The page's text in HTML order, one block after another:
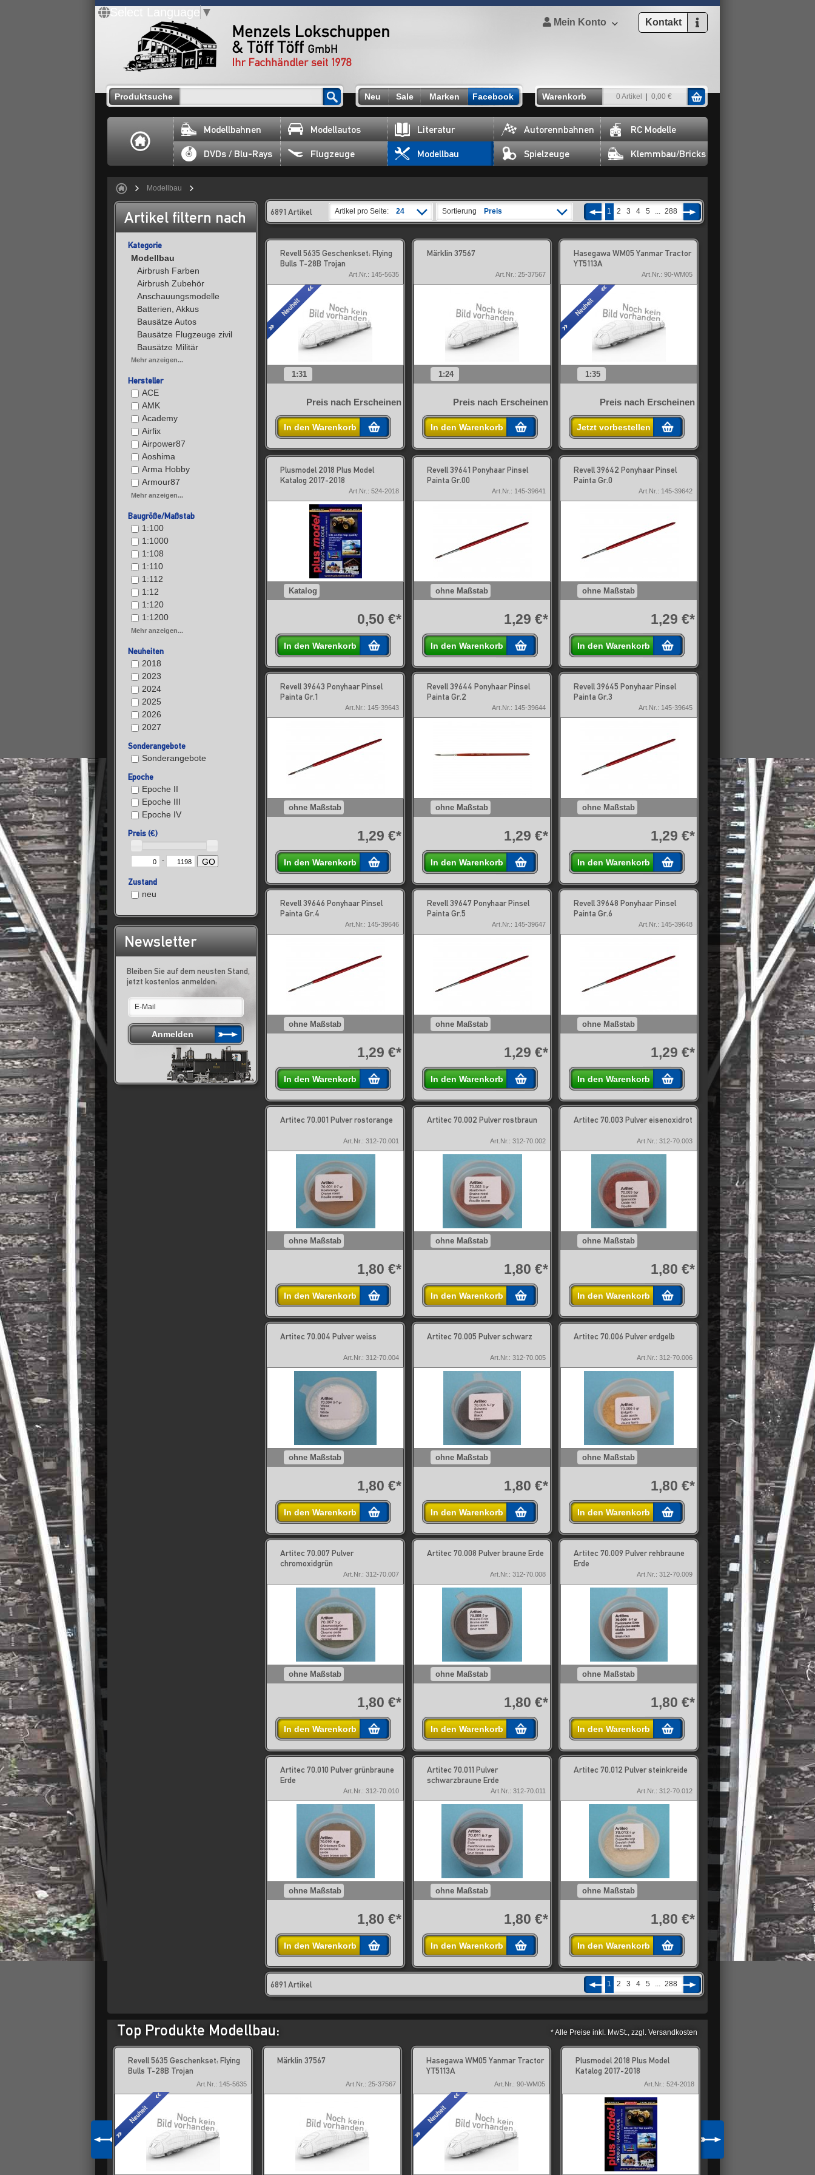
Select Language ▼
Mein Konto Kontakt
Produktsuche Neu Sale Marken Facebook Warenkorb 0 Artikel 0,00 €
Modellbahnen Modellautos Literatur Autorennbahnen RC Modelle
DVDs / Blu-Rays Flugzeuge Modellbau Spielzeuge Klemmbau/Bricks
Modellbau
Artikel filtern nach
Kategorie
Modellbau
Airbrush Farben
Airbrush Zubehör
Anschauungsmodelle
Batterien, Akkus
Bausätze Autos
Bausätze Flugzeuge zivil
Bausätze Militär
Mehr anzeigen...
Hersteller
ACE
AMK
Academy
Airfix
Airpower87
Aoshima
Arma Hobby
Armour87
Mehr anzeigen...
Baugröße/Maßstab
1:100
1:1000
1:108
1:110
1:112
1:12
1:120
1:1200
Mehr anzeigen...
Neuheiten
2018
2023
2024
2025
2026
2027
Sonderangebote
Sonderangebote
Epoche
Epoche II
Epoche III
Epoche IV
Preis (€)
- GO
Zustand
neu
Newsletter
Bleiben Sie auf dem neusten Stand,
jetzt kostenlos anmelden:
6891 Artikel 1 2 3 4 5 ... 288
Artikel pro Seite: 24 Sortierung Preis
Revell 5635 Geschenkset: Flying
Bulls T-28B Trojan
Art.Nr.: 145-5635
1:31
Preis nach Erscheinen
In den Warenkorb
Märklin 37567
Art.Nr.: 25-37567
1:24
Preis nach Erscheinen
In den Warenkorb
Hasegawa WM05 Yanmar Tractor
YT5113A
Art.Nr.: 90-WM05
1:35
Preis nach Erscheinen
Jetzt vorbestellen
Plusmodel 2018 Plus Model
Katalog 2017-2018
Art.Nr.: 524-2018
Katalog
0,50 €*
In den Warenkorb
Revell 39641 Ponyhaar Pinsel
Painta Gr.00
Art.Nr.: 145-39641
ohne Maßstab
1,29 €*
In den Warenkorb
Revell 39642 Ponyhaar Pinsel
Painta Gr.0
Art.Nr.: 145-39642
ohne Maßstab
1,29 €*
In den Warenkorb
Revell 39643 Ponyhaar Pinsel
Painta Gr.1
Art.Nr.: 145-39643
ohne Maßstab
1,29 €*
In den Warenkorb
Revell 39644 Ponyhaar Pinsel
Painta Gr.2
Art.Nr.: 145-39644
ohne Maßstab
1,29 €*
In den Warenkorb
Revell 39645 Ponyhaar Pinsel
Painta Gr.3
Art.Nr.: 145-39645
ohne Maßstab
1,29 €*
In den Warenkorb
Revell 39646 Ponyhaar Pinsel
Painta Gr.4
Art.Nr.: 145-39646
ohne Maßstab
1,29 €*
In den Warenkorb
Revell 39647 Ponyhaar Pinsel
Painta Gr.5
Art.Nr.: 145-39647
ohne Maßstab
1,29 €*
In den Warenkorb
Revell 39648 Ponyhaar Pinsel
Painta Gr.6
Art.Nr.: 145-39648
ohne Maßstab
1,29 €*
In den Warenkorb
Artitec 70.001 Pulver rostorange
Art.Nr.: 312-70.001
ohne Maßstab
1,80 €*
In den Warenkorb
Artitec 70.002 Pulver rostbraun
Art.Nr.: 312-70.002
ohne Maßstab
1,80 €*
In den Warenkorb
Artitec 70.003 Pulver eisenoxidrot
Art.Nr.: 312-70.003
ohne Maßstab
1,80 €*
In den Warenkorb
Artitec 70.004 Pulver weiss
Art.Nr.: 312-70.004
ohne Maßstab
1,80 €*
In den Warenkorb
Artitec 70.005 Pulver schwarz
Art.Nr.: 312-70.005
ohne Maßstab
1,80 €*
In den Warenkorb
Artitec 70.006 Pulver erdgelb
Art.Nr.: 312-70.006
ohne Maßstab
1,80 €*
In den Warenkorb
Artitec 70.007 Pulver
chromoxidgrün
Art.Nr.: 312-70.007
ohne Maßstab
1,80 €*
In den Warenkorb
Artitec 70.008 Pulver braune Erde
Art.Nr.: 312-70.008
ohne Maßstab
1,80 €*
In den Warenkorb
Artitec 70.009 Pulver rehbraune
Erde
Art.Nr.: 312-70.009
ohne Maßstab
1,80 €*
In den Warenkorb
Artitec 70.010 Pulver grünbraune
Erde
Art.Nr.: 312-70.010
ohne Maßstab
1,80 €*
In den Warenkorb
Artitec 70.011 Pulver
schwarzbraune Erde
Art.Nr.: 312-70.011
ohne Maßstab
1,80 €*
In den Warenkorb
Artitec 70.012 Pulver steinkreide
Art.Nr.: 312-70.012
ohne Maßstab
1,80 €*
In den Warenkorb
6891 Artikel 1 2 3 4 5 ... 288
Top Produkte Modellbau: * Alle Preise inkl. MwSt., zzgl. Versandkosten
Revell 5635 Geschenkset: Flying
Bulls T-28B Trojan
Art.Nr.: 145-5635
Märklin 37567
Art.Nr.: 25-37567
Hasegawa WM05 Yanmar Tractor
YT5113A
Art.Nr.: 90-WM05
Plusmodel 2018 Plus Model
Katalog 2017-2018
Art.Nr.: 524-2018